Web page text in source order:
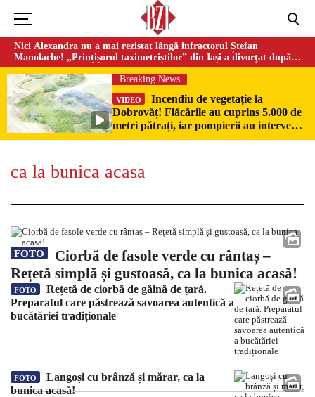
Nici Alexandra nu a mai rezistat lângă infractorul Ștefan
Manolache! „Prințișorul taximetriștilor” din Iași a divorţat după
doi ani de căsnicie
Breaking News
VIDEO
Incendiu de vegetație la
Dobrovăț! Flăcările au cuprins 5.000 de
metri pătrați, iar pompierii au intervenit
de urgență
ca la bunica acasa
FOTO
Ciorbă de fasole verde cu rântaș –
Rețetă simplă și gustoasă, ca la bunica acasă!
FOTO
Rețetă de ciorbă de găină de țară.
Preparatul care păstrează savoarea autentică a
bucătăriei tradiționale
FOTO
Langoși cu brânză și mărar, ca la
bunica acasă!